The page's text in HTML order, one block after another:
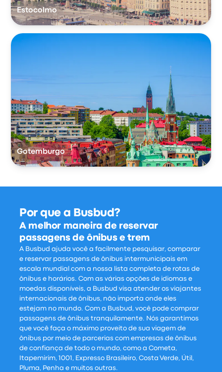
Estocolmo
Gotemburgo
Por que a Busbud?
A melhor maneira de reservar
passagens de ônibus e trem
A Busbud ajuda você a facilmente pesquisar, comparar
e reservar passagens de ônibus intermunicipais em
escala mundial com a nossa lista completa de rotas de
ônibus e horários. Com as várias opções de idiomas e
moedas disponíveis, a Busbud visa atender os viajantes
internacionais de ônibus, não importa onde eles
estejam no mundo. Com a Busbud, você pode comprar
passagens de ônibus tranquilamente. Nós garantimos
que você faça o máximo proveito de sua viagem de
ônibus por meio de parcerias com empresas de ônibus
de confiança de todo o mundo, como a Cometa,
Itapemirim, 1001, Expresso Brasileiro, Costa Verde, Útil,
Pluma, Penha e muitos outras.